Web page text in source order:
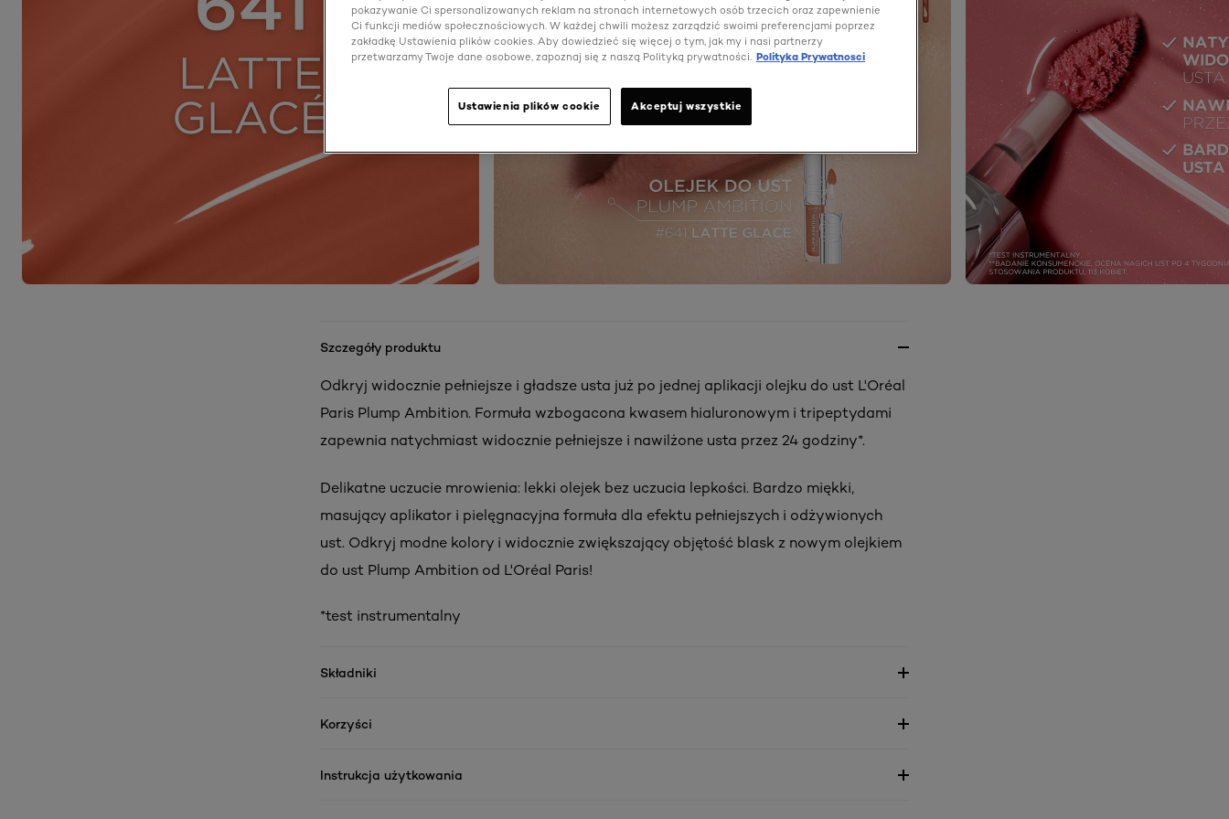
Szczegóły produktu
Odkryj widocznie pełniejsze i gładsze usta już po jednej aplikacji olejku do ust L'Oréal
Paris Plump Ambition. Formuła wzbogacona kwasem hialuronowym i tripeptydami
zapewnia natychmiast widocznie pełniejsze i nawilżone usta przez 24 godziny*.
Delikatne uczucie mrowienia: lekki olejek bez uczucia lepkości. Bardzo miękki,
masujący aplikator i pielęgnacyjna formuła dla efektu pełniejszych i odżywionych
ust. Odkryj modne kolory i widocznie zwiększający objętość blask z nowym olejkiem
do ust Plump Ambition od L'Oréal Paris!
*test instrumentalny
Składniki
Korzyści
Instrukcja użytkowania
pokazywanie Ci spersonalizowanych reklam na stronach internetowych osób trzecich oraz zapewnienie
Ci funkcji mediów społecznościowych. W każdej chwili możesz zarządzić swoimi preferencjami poprzez
zakładkę Ustawienia plików cookies. Aby dowiedzieć się więcej o tym, jak my i nasi partnerzy
przetwarzamy Twoje dane osobowe, zapoznaj się z naszą Polityką prywatności. Polityka Prywatnosci
Ustawienia plików cookie Akceptuj wszystkie